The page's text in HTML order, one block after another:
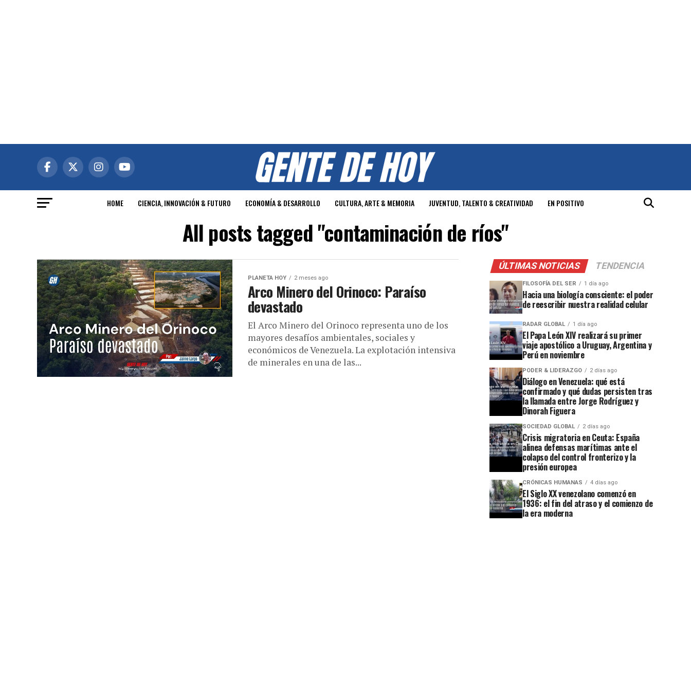
HOME CIENCIA, INNOVACIÓN & FUTURO ECONOMÍA & DESARROLLO CULTURA, ARTE & MEMORIA JUVENTUD, TALENTO & CREATIVIDAD EN POSITIVO
All posts tagged "contaminación de ríos"
PLANETA HOY 2 meses ago
Arco Minero del Orinoco: Paraíso
devastado
El Arco Minero del Orinoco representa uno de los
mayores desafíos ambientales, sociales y
económicos de Venezuela. La explotación intensiva
de minerales en una de las...
ÚLTIMAS NOTICIAS TENDENCIA
FILOSOFÍA DEL SER 1 día ago
Hacia una biología consciente: el poder
de reescribir nuestra realidad celular
RADAR GLOBAL 1 día ago
El Papa León XIV realizará su primer
viaje apostólico a Uruguay, Argentina y
Perú en noviembre
PODER & LIDERAZGO 2 días ago
Diálogo en Venezuela: qué está
confirmado y qué dudas persisten tras
la llamada entre Jorge Rodríguez y
Dinorah Figuera
SOCIEDAD GLOBAL 2 días ago
Crisis migratoria en Ceuta: España
alinea defensas marítimas ante el
colapso del control fronterizo y la
presión europea
CRÓNICAS HUMANAS 4 días ago
El Siglo XX venezolano comenzó en
1936: el fin del atraso y el comienzo de
la era moderna